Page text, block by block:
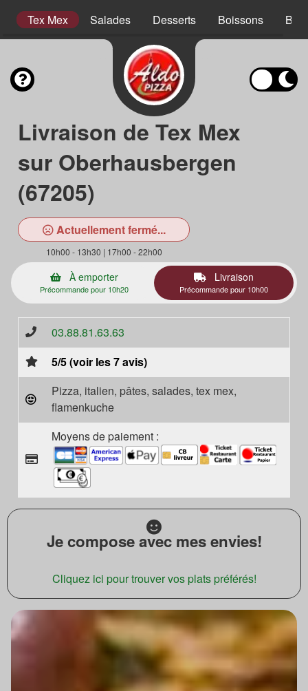
Tex Mex Salades Desserts Boissons
Livraison de Tex Mex
sur Oberhausbergen
(67205)
Actuellement fermé...
10h00 - 13h30 | 17h00 - 22h00
À emporter
Précommande pour 10h20
Livraison
Précommande pour 10h00
03.88.81.63.63
5/5 (voir les 7 avis)
Pizza, italien, pâtes, salades, tex mex,
flamenkuche
Moyens de paiement :
Je compose avec mes envies!
Cliquez ici pour trouver vos plats préférés!